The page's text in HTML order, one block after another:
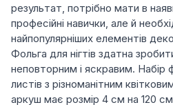
результат, потрібно мати в
професійні навички, але й
найпопулярніших елементів
Фольга для нігтів здатна
неповторним і яскравим. Набір
листів з різноманітним
аркуш має розмір 4 см на 120